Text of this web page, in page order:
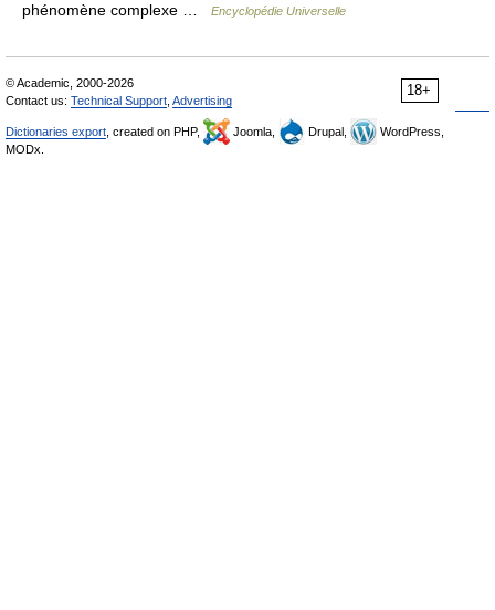
phénomène complexe …
Encyclopédie Universelle
18+
© Academic, 2000-2026
Contact us: Technical Support Advertising
Dictionaries export , created on PHP, Joomla, Drupal,
WordPress,
MODx.